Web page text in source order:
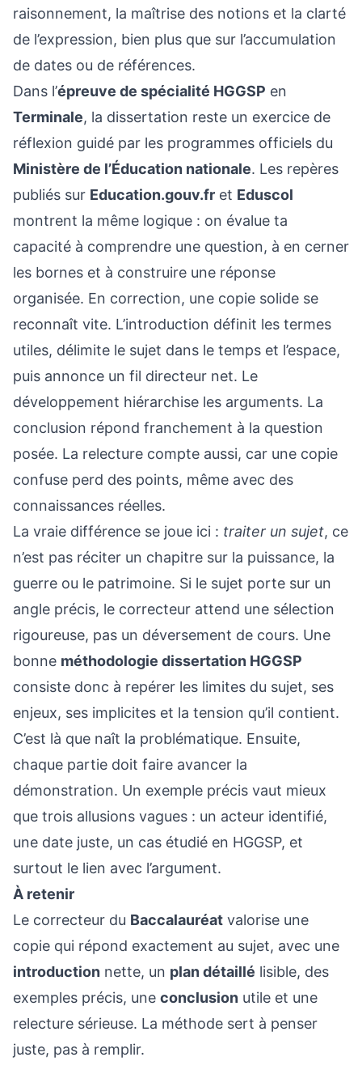
raisonnement, la maîtrise des notions et la clarté
de l’expression, bien plus que sur l’accumulation
de dates ou de références.
Dans l’épreuve de spécialité HGGSP en
Terminale, la dissertation reste un exercice de
réflexion guidé par les programmes officiels du
Ministère de l’Éducation nationale. Les repères
publiés sur Education.gouv.fr et Eduscol
montrent la même logique : on évalue ta
capacité à comprendre une question, à en cerner
les bornes et à construire une réponse
organisée. En correction, une copie solide se
reconnaît vite. L’introduction définit les termes
utiles, délimite le sujet dans le temps et l’espace,
puis annonce un fil directeur net. Le
développement hiérarchise les arguments. La
conclusion répond franchement à la question
posée. La relecture compte aussi, car une copie
confuse perd des points, même avec des
connaissances réelles.
La vraie différence se joue ici : traiter un sujet, ce
n’est pas réciter un chapitre sur la puissance, la
guerre ou le patrimoine. Si le sujet porte sur un
angle précis, le correcteur attend une sélection
rigoureuse, pas un déversement de cours. Une
bonne méthodologie dissertation HGGSP
consiste donc à repérer les limites du sujet, ses
enjeux, ses implicites et la tension qu’il contient.
C’est là que naît la problématique. Ensuite,
chaque partie doit faire avancer la
démonstration. Un exemple précis vaut mieux
que trois allusions vagues : un acteur identifié,
une date juste, un cas étudié en HGGSP, et
surtout le lien avec l’argument.
À retenir
Le correcteur du Baccalauréat valorise une
copie qui répond exactement au sujet, avec une
introduction nette, un plan détaillé lisible, des
exemples précis, une conclusion utile et une
relecture sérieuse. La méthode sert à penser
juste, pas à remplir.